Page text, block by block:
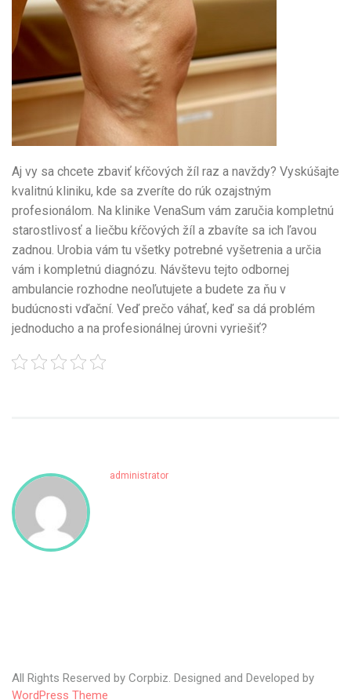
Aj vy sa chcete zbaviť kŕčových žíl raz a navždy? Vyskúšajte
kvalitnú kliniku, kde sa zveríte do rúk ozajstným
profesionálom. Na klinike VenaSum vám zaručia kompletnú
starostlivosť a liečbu kŕčových žíl a zbavíte sa ich ľavou
zadnou. Urobia vám tu všetky potrebné vyšetrenia a určia
vám i kompletnú diagnózu. Návštevu tejto odbornej
ambulancie rozhodne neoľutujete a budete za ňu v
budúcnosti vďační. Veď prečo váhať, keď sa dá problém
jednoducho a na profesionálnej úrovni vyriešiť?
administrator
All Rights Reserved by Corpbiz. Designed and Developed by
WordPress Theme